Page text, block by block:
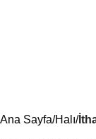
Ana Sayfa Halı